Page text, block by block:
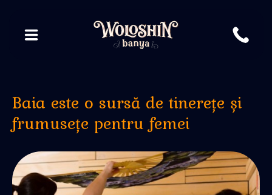
Baia este o sursă de tinerețe și
frumusețe pentru femei